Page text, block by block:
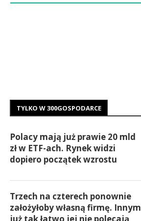
TYLKO W 300GOSPODARCE
Polacy mają już prawie 20 mld
zł w ETF-ach. Rynek widzi
dopiero początek wzrostu
Trzech na czterech ponownie
założyłoby własną firmę. Innym
już tak łatwo jej nie polecają